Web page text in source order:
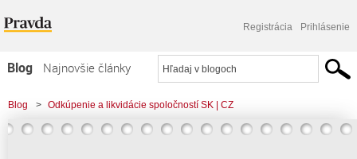
Registrácia Prihlásenie
Blog
Najnovšie články
Najčítanejšie články
Najkomentovanejšie články
Blog > Odkúpenie a likvidácie spoločností SK | CZ